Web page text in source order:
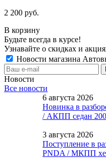
2 200 руб.
В корзину
Будьте всегда в курсе!
Узнавайте о скидках и
Новости магазина
Новости
Все новости
6 августа 2026
Новинка в
/ АКПП седан
3 августа 2026
Поступление в
PNDA / МКПП